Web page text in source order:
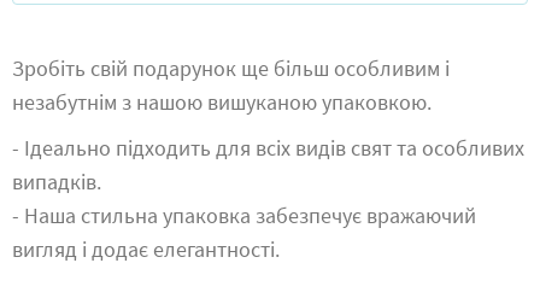
Зробіть свій подарунок ще більш особливим і
незабутнім з нашою вишуканою упаковкою.
- Ідеально підходить для всіх видів свят та особливих
випадків.
- Наша стильна упаковка забезпечує вражаючий
вигляд і додає елегантності.